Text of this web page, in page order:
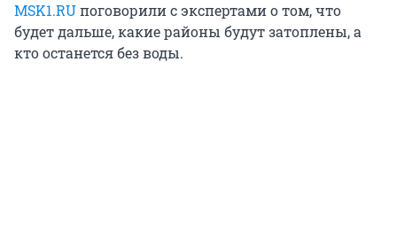
MSK1.RUпоговорили с экспертами о том, что
будет дальше, какие районы будут затоплены, а
кто останется без воды.